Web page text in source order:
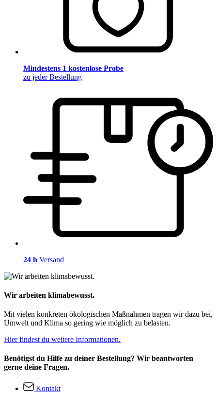
Mindestens 1 kostenlose Probe
zu jeder Bestellung
24 h Versand
Wir arbeiten klimabewusst.
Mit vielen konkreten ökologischen Maßnahmen tragen wir dazu bei,
Umwelt und Klima so gering wie möglich zu belasten.
Hier findest du weitere Informationen.
Benötigst du Hilfe zu deiner Bestellung? Wir beantworten
gerne deine Fragen.
Kontakt